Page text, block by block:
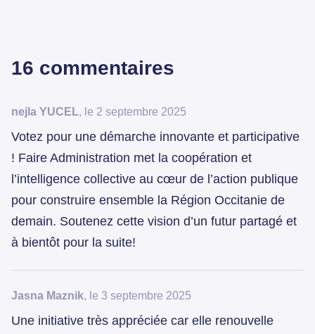
16 commentaires
nejla YUCEL, le 2 septembre 2025
Votez pour une démarche innovante et participative
! Faire Administration met la coopération et
l’intelligence collective au cœur de l’action publique
pour construire ensemble la Région Occitanie de
demain. Soutenez cette vision d’un futur partagé et
à bientôt pour la suite!
Jasna Maznik, le 3 septembre 2025
Une initiative très appréciée car elle renouvelle